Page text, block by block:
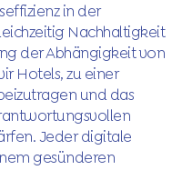
in der
Nachhaltigkeit
der Abhängigkeit von
Hotels, zu einer
und das
Jeder digitale
gesünderen